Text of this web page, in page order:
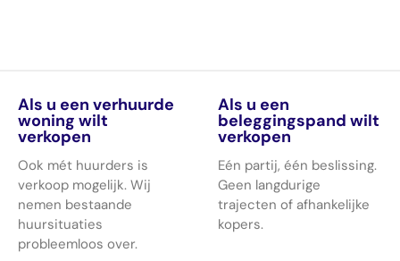
Als u een verhuurde
woning wilt
verkopen
Ook mét huurders is
verkoop mogelijk. Wij
nemen bestaande
huursituaties
probleemloos over.
Als u een
beleggingspand wilt
verkopen
Eén partij, één beslissing.
Geen langdurige
trajecten of afhankelijke
kopers.